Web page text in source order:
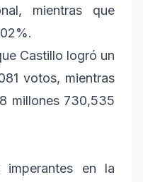
mientras que
Castillo logró un
votos, mientras
millones 730,535
imperantes en la